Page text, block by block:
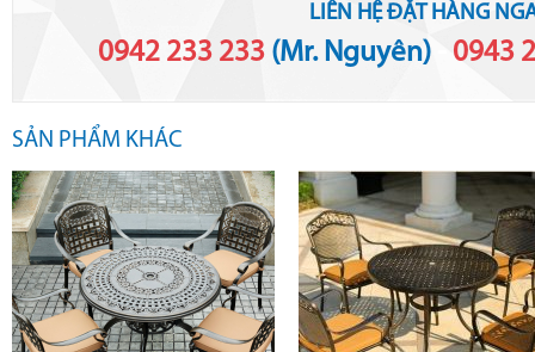
LIÊN HỆ ĐẶT HÀNG
0942 233 233 (Mr. Nguyên)- 0943
SẢN PHẨM KHÁC